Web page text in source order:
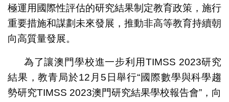
極運用國際性評估的研究結果制定教育政策，施行
重要措施和謀劃未來發展，推動非高等教育持續朝
向高質量發展。
為了讓澳門學校進一步利用TIMSS 2023研究
結果，教青局於12月5日舉行“國際數學與科學趨
勢研究TIMSS 2023澳門研究結果學校報告會”，向